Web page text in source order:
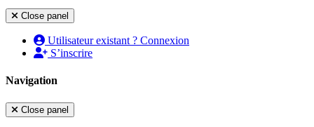
Close panel
Utilisateur existant ? Connexion
S’inscrire
Navigation
Close panel